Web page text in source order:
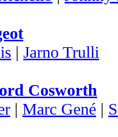
| Jarno Trulli
Cosworth
| Marc Gené |